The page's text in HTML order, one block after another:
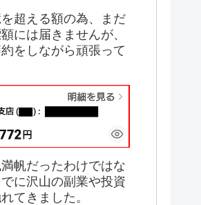
超える額の為、まだ
には届きませんが、
をしながら頑張って
帆だったわけではな
に沢山の副業や投資
てきました。